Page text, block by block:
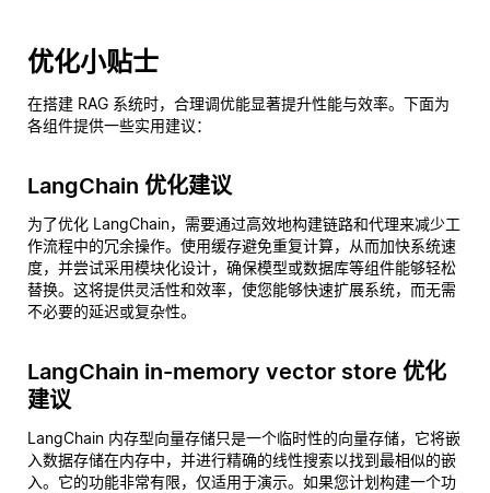
优化小贴士
在搭建 RAG 系统时，合理调优能显著提升性能与效率。下面为
各组件提供一些实用建议：
LangChain 优化建议
为了优化 LangChain，需要通过高效地构建链路和代理来减少工
作流程中的冗余操作。使用缓存避免重复计算，从而加快系统速
度，并尝试采用模块化设计，确保模型或数据库等组件能够轻松
替换。这将提供灵活性和效率，使您能够快速扩展系统，而无需
不必要的延迟或复杂性。
LangChain in-memory vector store 优化
建议
LangChain 内存型向量存储只是一个临时性的向量存储，它将嵌
入数据存储在内存中，并进行精确的线性搜索以找到最相似的嵌
入。它的功能非常有限，仅适用于演示。如果您计划构建一个功